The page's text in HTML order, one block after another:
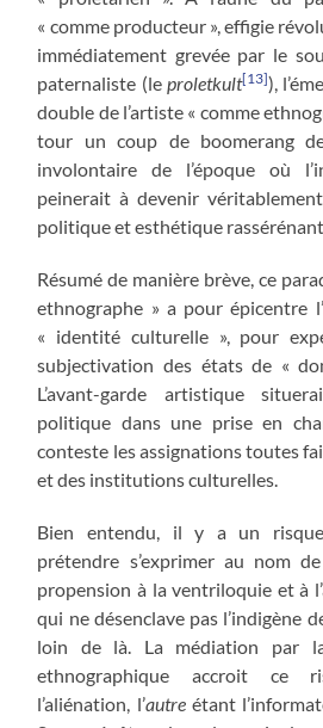
« comme producteur », effigie
immédiatement grevée par le
paternaliste (le proletkult[13]),
double de l’artiste « comme
tour un coup de boomerang
involontaire de l’époque où
peinerait à devenir
politique et esthétique
Résumé de manière brève, ce
ethnographe » a pour épicentre l’
« identité culturelle », pour
subjectivation des états de «
L’avant-garde artistique
politique dans une prise en
conteste les assignations toutes
et des institutions culturelles.
Bien entendu, il y a un
prétendre s’exprimer au nom de
propension à la ventriloquie et à
qui ne désenclave pas l’indigène
loin de là. La médiation par la
ethnographique accroit ce
l’aliénation, l’autreétant